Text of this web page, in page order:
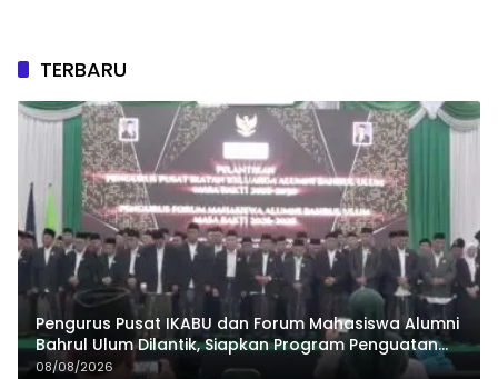
TERBARU
Pengurus Pusat IKABU dan Forum Mahasiswa Alumni
Bahrul Ulum Dilantik, Siapkan Program Penguatan
Organisasi dan Ekonomi
08/08/2026